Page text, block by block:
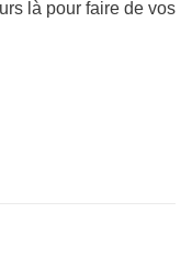
là pour faire de vos